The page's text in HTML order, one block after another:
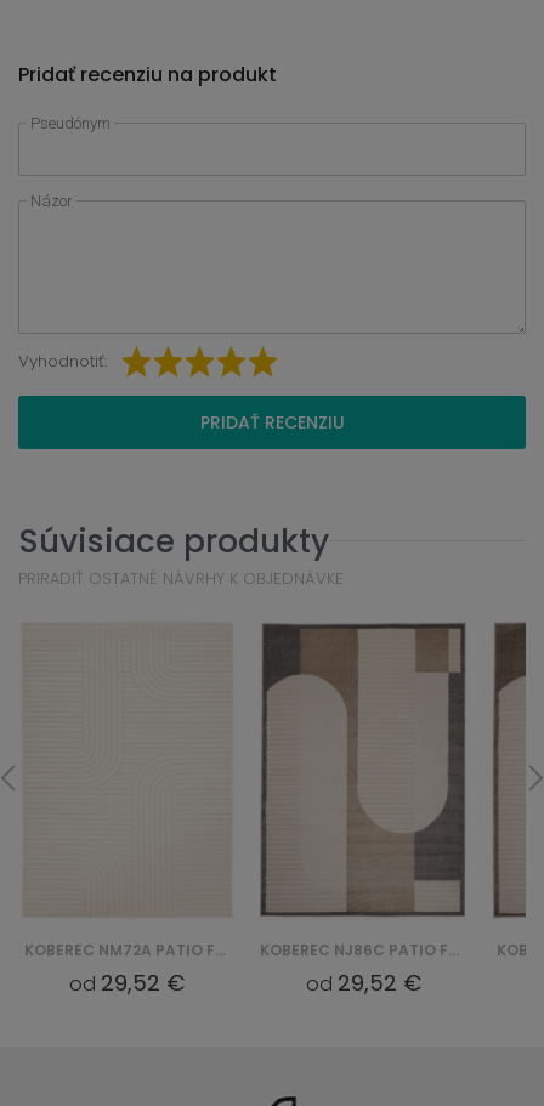
Pridať recenziu na produkt
Pseudónym
Názor
Vyhodnotiť:
PRIDAŤ RECENZIU
Súvisiace produkty
PRIRADIŤ OSTATNÉ NÁVRHY K OBJEDNÁVKE
KOBEREC NM72A PATIO FGE - KREMOWY
od 29,52 €
KOBEREC NJ86C PATIO FGE - KREMOWY
od 29,52 €